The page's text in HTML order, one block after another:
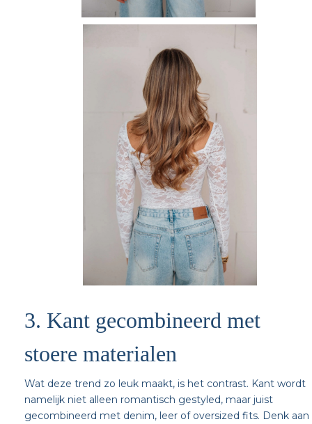
3. Kant gecombineerd met
stoere materialen
Wat deze trend zo leuk maakt, is het contrast. Kant wordt
namelijk niet alleen romantisch gestyled, maar juist
gecombineerd met denim, leer of oversized fits. Denk aan